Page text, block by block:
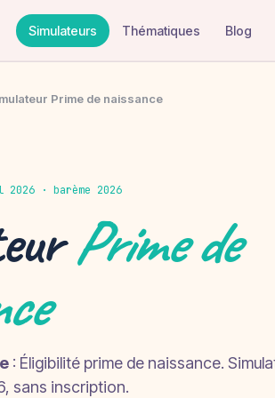
Simulateurs Thématiques Blog
Prime de naissance
· barème 2026
Prime de
: Éligibilité prime de naissance.
sans inscription.